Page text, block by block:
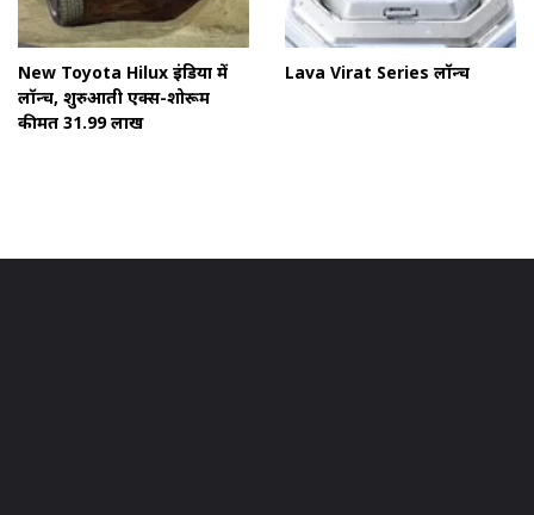
New Toyota Hilux इंडिया में
लॉन्च, शुरुआती एक्स-शोरूम
कीमत ₹31.99 लाख
Lava Virat Series लॉन्च